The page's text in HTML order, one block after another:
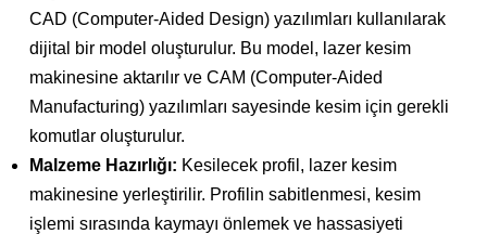
CAD (Computer-Aided Design) yazılımları kullanılarak
dijital bir model oluşturulur. Bu model, lazer kesim
makinesine aktarılır ve CAM (Computer-Aided
Manufacturing) yazılımları sayesinde kesim için gerekli
komutlar oluşturulur.
Malzeme Hazırlığı: Kesilecek profil, lazer kesim
makinesine yerleştirilir. Profilin sabitlenmesi, kesim
işlemi sırasında kaymayı önlemek ve hassasiyeti